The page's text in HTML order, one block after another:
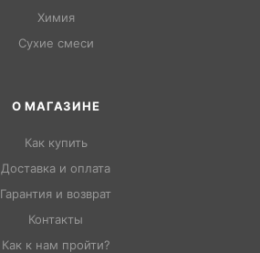
Химия
Сухие смеси
О МАГАЗИНЕ
Как купить
Доставка и оплата
Гарантия и возврат
Контакты
Как к нам пройти?